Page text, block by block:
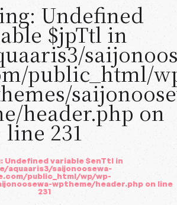
ション
: Undefined
$jpTtl in
public_html/
header.php on
line 231
: Undefined variable $enTtl in
aquaaris3/saijonoosewa-
public_html/wp/wp-
wptheme/header.php on line
231